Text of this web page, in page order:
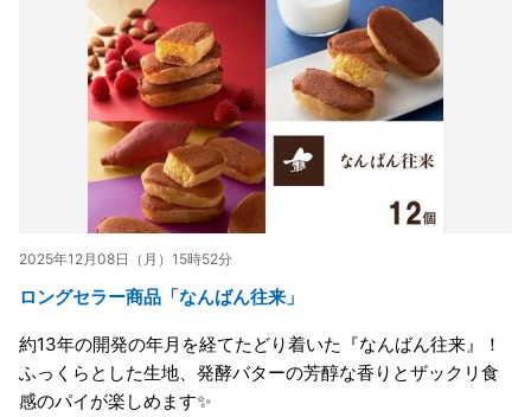
2025年12月08日（月）15時52分
ロングセラー商品「なんばん往来」
約13年の開発の年月を経てたどり着いた『なんばん往来』！
ふっくらとした生地、発酵バターの芳醇な香りとザックリ食
感のパイが楽しめます✨